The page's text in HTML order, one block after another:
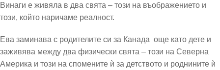
Винаги е живяла в два свята – този на въображението и
този, който наричаме реалност.
Ева заминава с родителите си за Канада още като дете и
заживява между два физически свята – този на Северна
Америка и този на спомените ѝ за детството и роднините ѝ